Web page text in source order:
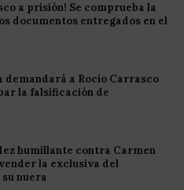
a prisión! Se comprueba la
documentos entregados en el
demandará a Rocío Carrasco
la falsificación de
humillante contra Carmen
la exclusiva del
nuera